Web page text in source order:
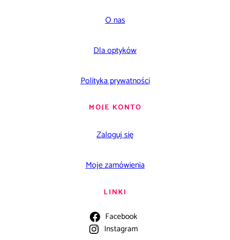
O nas
Dla optyków
Polityka prywatności
MOJE KONTO
Zaloguj się
Moje zamówienia
LINKI
Facebook
Instagram